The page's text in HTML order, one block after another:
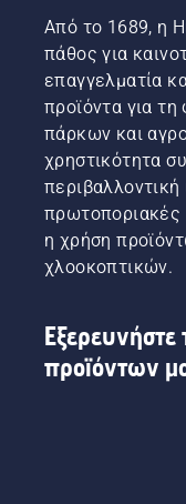
Από το 1689, η
πάθος για
επαγγελματία
προϊόντα για
πάρκων και
χρηστικότητα
πρωτοποριακές
η χρήση
χλοοκοπτικών.
προϊόντων